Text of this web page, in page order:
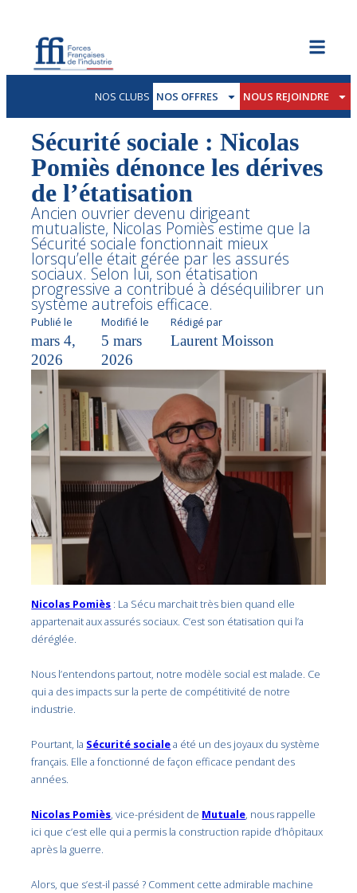
NOS CLUBS NOS OFFRES NOUS REJOINDRE
Sécurité sociale : Nicolas
Pomiès dénonce les dérives
de l’étatisation
Ancien ouvrier devenu dirigeant
mutualiste, Nicolas Pomiès estime que la
Sécurité sociale fonctionnait mieux
lorsqu’elle était gérée par les assurés
sociaux. Selon lui, son étatisation
progressive a contribué à déséquilibrer un
système autrefois efficace.
Publié le
mars 4,
2026
Modifié le
5 mars
2026
Rédigé par
Laurent Moisson
Nicolas Pomiès : La Sécu marchait très bien quand elle
appartenait aux assurés sociaux. C’est son étatisation qui l’a
déréglée.
Nous l’entendons partout, notre modèle social est malade. Ce
qui a des impacts sur la perte de compétitivité de notre
industrie.
Pourtant, la Sécurité socialea été un des joyaux du système
français. Elle a fonctionné de façon efficace pendant des
années.
Nicolas Pomiès, vice-président de Mutuale, nous rappelle
ici que c’est elle qui a permis la construction rapide d’hôpitaux
après la guerre.
Alors, que s’est-il passé ? Comment cette admirable machine